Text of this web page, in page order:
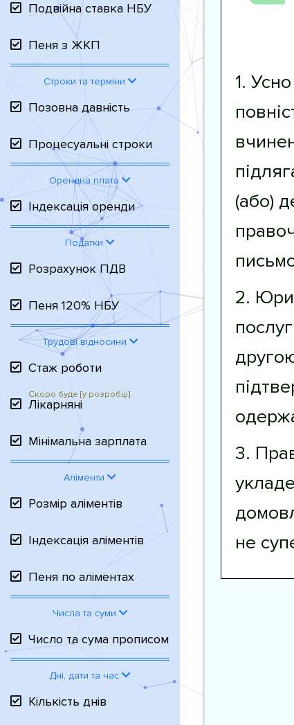
Подвійна ставка НБУ
Пеня з ЖКП
Строки та терміни
Позовна давність
Процесуальні строки
Орендна плата
Індексація оренди
Податки
Розрахунок ПДВ
Пеня 120% НБУ
Трудові відносини
Стаж роботи
Лікарняні
Мінімальна зарплата
Аліменти
Розмір аліментів
Індексація аліментів
Пеня по аліментах
Числа та суми
Число та сума прописом
Дні, дати та час
Кількість днів
1.
(або)
2.
3.
не